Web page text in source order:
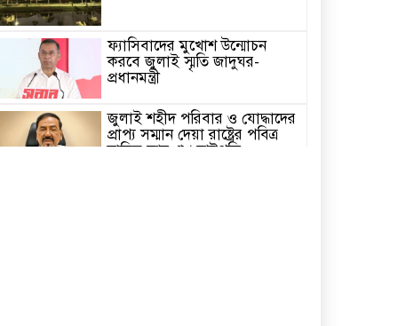
ফ্যাসিবাদের মুখোশ উন্মোচন
করবে জুলাই স্মৃতি জাদুঘর-
প্রধানমন্ত্রী
জুলাই শহীদ পরিবার ও যোদ্ধাদের
প্রাপ্য সম্মান দেয়া রাষ্ট্রের পবিত্র
দায়িত্ব-ভারপ্রাপ্ত রাষ্ট্রপতি